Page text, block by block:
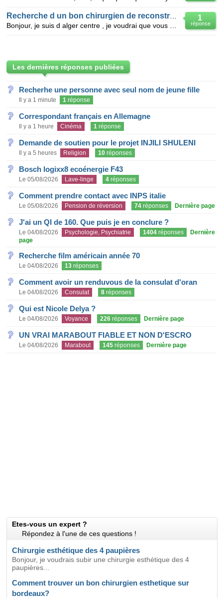
1
réponse
Les dernières réponses publiées
Recherhe une personne avec seul nom de jeune fille
Il y a 1 minute 1 réponse
Correspondant français en Allemagne
Il y a 1 heure Cinéma 1 réponse
Demande de soutien pour le projet INJILI SHULENI
Il y a 5 heures Religion 10 réponses
Bosch logixx8 ecoénergie F43
Le 05/08/2026 Lave-linge 4 réponses
Comment prendre contact avec INPS italie
Le 05/08/2026 Pension de réversion 74 réponses Dernière page
J'ai un QI de 160. Que puis je en conclure ?
Le 04/08/2026 Psychologie, Psychiatrie 1404 réponses
Dernière
page
Recherche film américain année 70
Le 04/08/2026 13 réponses
Comment avoir un renduvous de la consulat d'oran
Le 04/08/2026 Consulat 8 réponses
Qui est Nicole Delya ?
Le 04/08/2026 Voyance 226 réponses Dernière page
UN VRAI MARABOUT FIABLE ET NON D'ESCRO
Le 04/08/2026 Marabout 145 réponses Dernière page
Etes-vous un expert ?
Répondez à l'une de ces questions !
Chirurgie esthétique des 4 paupières
Bonjour, je voudrais subir une chirurgie esthétique des 4
paupières...
Comment trouver un bon chirurgien esthetique sur
bordeaux?